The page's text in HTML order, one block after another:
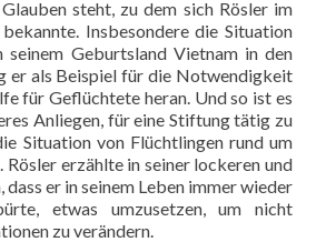
steht, zu dem sich Rösler im
Insbesondere die Situation
seinem Geburtsland Vietnam in den
er als Beispiel für die Notwendigkeit
für Geflüchtete heran. Und so ist es
Anliegen, für eine Stiftung tätig zu
Situation von Flüchtlingen rund um
erzählte in seiner lockeren und
dass er in seinem Leben immer wieder
etwas umzusetzen, um nicht
zu verändern.